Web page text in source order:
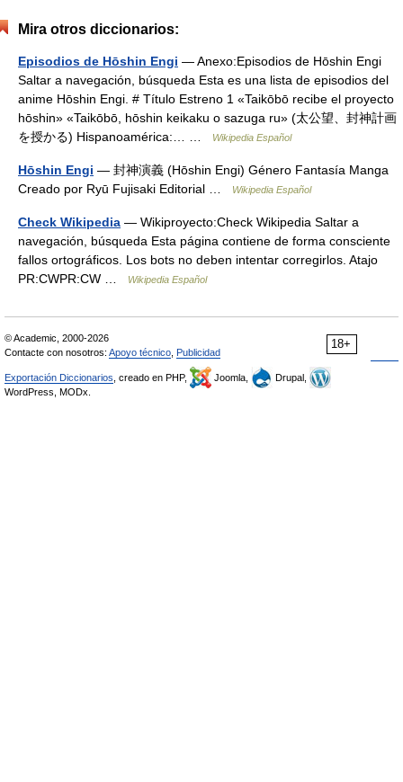
Mira otros diccionarios:
Episodios de Hōshin Engi — Anexo:Episodios de Hōshin Engi
Saltar a navegación, búsqueda Esta es una lista de episodios del
anime Hōshin Engi. # Título Estreno 1 «Taikōbō recibe el proyecto
hōshin» «Taikōbō, hōshin keikaku o sazuga ru» (太公望、封神計画
を授かる) Hispanoamérica:… …
Wikipedia Español
Hōshin Engi — 封神演義 (Hōshin Engi) Género Fantasía Manga
Creado por Ryū Fujisaki Editorial …
Wikipedia Español
Check Wikipedia — Wikiproyecto:Check Wikipedia Saltar a
navegación, búsqueda Esta página contiene de forma consciente
fallos ortográficos. Los bots no deben intentar corregirlos. Atajo
PR:CWPR:CW …
Wikipedia Español
18+
© Academic, 2000-2026
Contacte con nosotros: Apoyo técnico Publicidad
Exportación Diccionarios , creado en PHP, Joomla,
Drupal,
WordPress, MODx.